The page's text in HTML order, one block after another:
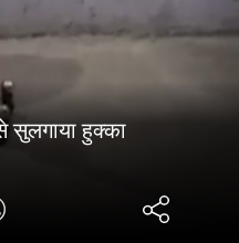
सुलगाया हुक्का